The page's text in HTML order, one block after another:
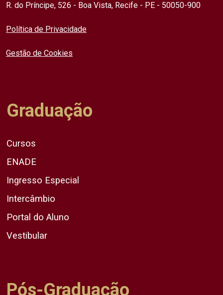
R. do Príncipe, 526 - Boa Vista, Recife - PE - 50050-900
Política de Privacidade
Gestão de Cookies
Graduação
Cursos
ENADE
Ingresso Especial
Intercâmbio
Portal do Aluno
Vestibular
Pós-Graduação